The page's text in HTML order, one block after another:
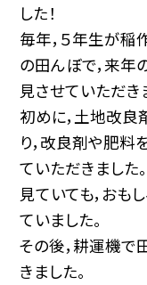
した！
毎年，５年生が稲
の田んぼで，来年
見させていただき
初めに，土地改
り，改良剤や肥料
ていただきまし
見ていても，おも
ていました。
その後，耕運機で
きました。